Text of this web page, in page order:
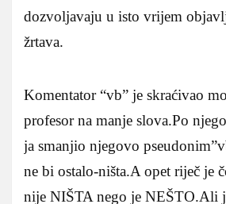
dozvoljavaju u isto vrijem
žrtava.
Komentator “vb” je skraćivao
profesor na manje slova.Po
ja smanjio njegovo
ne bi ostalo-ništa.A opet riječ je
nije NIŠTA nego je NEŠTO.Ali